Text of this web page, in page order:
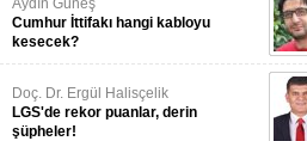
Aydın Güneş
Cumhur İttifakı hangi kabloyu
kesecek?
Doç. Dr. Ergül Halisçelik
LGS'de rekor puanlar, derin
şüpheler!